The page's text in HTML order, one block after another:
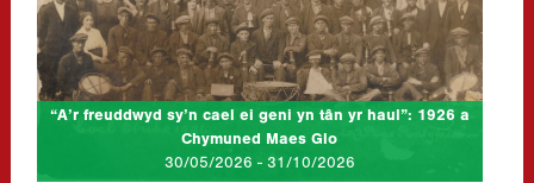
“A’r freuddwyd sy’n cael ei geni yn tân yr haul”: 1926 a
Chymuned Maes Glo
30/05/2026 - 31/10/2026
diwydiannol, ceginau cawl, bandiau jazz a charnifalau. Roedd
undod yn cyferbynnu ag anghyfannedd yn y…
CLICK TO READ MORE...